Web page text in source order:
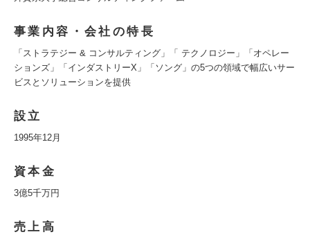
事業内容・会社の特長
「ストラテジー & コンサルティング」「 テクノロジー」「オペレー
ションズ」「インダストリーX」「ソング」の5つの領域で幅広いサー
ビスとソリューションを提供
設立
1995年12月
資本金
3億5千万円
売上高